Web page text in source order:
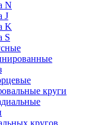
N
J
K
S
круги
кругов